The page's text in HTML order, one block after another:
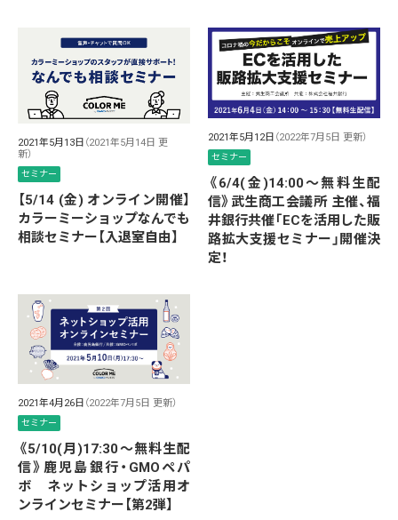
2021年5月13日 （2021年5月14日 更
新）
セミナー
【5/14 (金) オンライン開催】
カラーミーショップなんでも
相談セミナー【入退室自由】
2021年5月12日 （2022年7月5日 更新）
セミナー
《6/4(金)14:00～無料生配
信》武生商工会議所 主催、福
井銀行共催「ECを活用した販
路拡大支援セミナー」開催決
定！
2021年4月26日 （2022年7月5日 更新）
セミナー
《5/10(月)17:30～無料生配
信》鹿児島銀行・GMOペパ
ボ ネットショップ活用オ
ンラインセミナー【第2弾】